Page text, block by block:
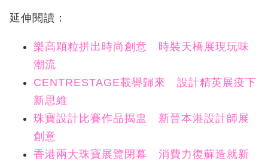
延伸閱讀：
樂高顆粒拼出時尚創意 時裝天橋展現玩味
潮流
CENTRESTAGE載譽歸來 設計精英展疫下
新思維
珠寶設計比賽作品揭盅 新晉本港設計師展
創意
香港兩大珠寶展覽閉幕 消費力復蘇造就新